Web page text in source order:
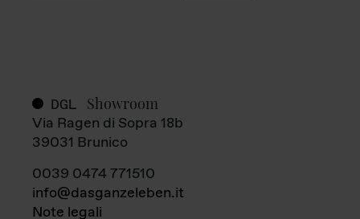
DGL Showroom
Via Ragen di Sopra 18b
39031 Brunico
0039 0474 771510
info@dasganzeleben.it
Note legali